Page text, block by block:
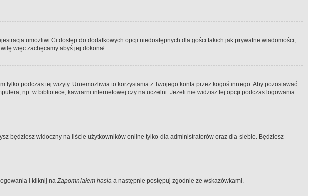
umożliwi Ci dostęp do dodatkowych opcji niedostępnych dla gości takich jak prywatne wiadomości,
więc zachęcamy abyś jej dokonał.
tylko podczas tej wizyty. Uniemożliwia to korzystania z Twojego konta przez kogoś innego. Aby pozostawać
np. w bibliotece, kawiarni internetowej czy na uczelni. Jeżeli nie widzisz tej opcji podczas logowania
będziesz widoczny na liście użytkowników online tylko dla administratorów oraz dla siebie. Będziesz
i kliknij naZapomniałem hasła a następnie postępuj zgodnie ze wskazówkami.